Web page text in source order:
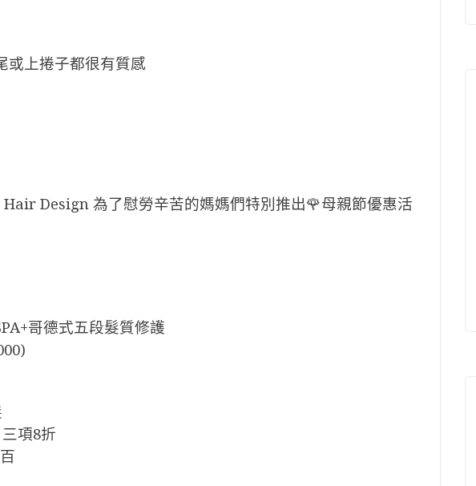
或上捲子都很有質感
Hair Design 為了慰勞辛苦的媽媽們特別推出🌹母親節優惠活
哥德式五段髮質修護
項8折